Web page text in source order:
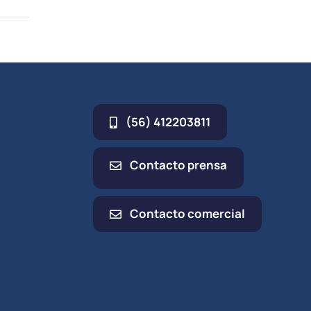
(56) 412203811
Contacto prensa
Contacto comercial